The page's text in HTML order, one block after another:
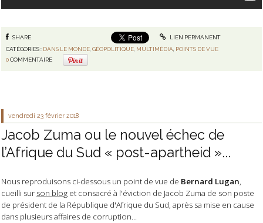
SHARE
LIEN PERMANENT
CATÉGORIES : DANS LE MONDE ,GÉOPOLITIQUE MULTIMÉDIA POINTS DE VUE
0COMMENTAIRE
vendredi 23 février 2018
Jacob Zuma ou le nouvel échec de
l’Afrique du Sud « post-apartheid »...
Nous reproduisons ci-dessous un point de vue de Bernard Lugan,
cueilli sur son blog et consacré à l'éviction de Jacob Zuma de son poste
de président de la République d'Afrique du Sud, après sa mise en cause
dans plusieurs affaires de corruption...